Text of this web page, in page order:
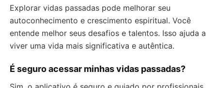
Explorar vidas passadas pode melhorar seu
autoconhecimento e crescimento espiritual. Você
entende melhor seus desafios e talentos. Isso ajuda a
viver uma vida mais significativa e autêntica.
É seguro acessar minhas vidas passadas?